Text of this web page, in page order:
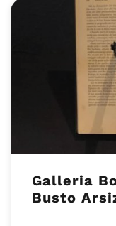
Galleria
Busto